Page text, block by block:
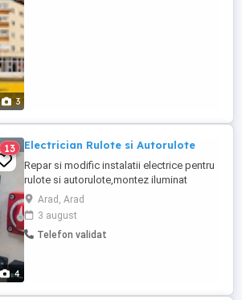
3
4
13 Electrician Rulote si Autorulote
Repar si modific instalatii electrice pentru
rulote si autorulote,montez iluminat
,frigidere,pompe apa,televizoare,totul la
12 Volti. Pot monta panouri fotovoltaice si
baterii pentru rulote si autorulote astfel
incat sa fiti independenti pe durata
Arad, Arad
3 august
Telefon validat